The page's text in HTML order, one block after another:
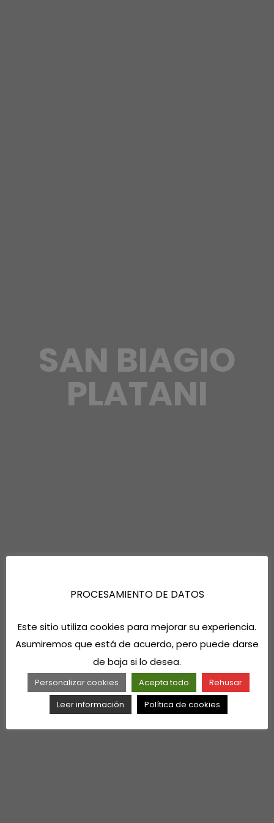
SAN BIAGIO
PLATANI
PROCESAMIENTO DE DATOS
Este sitio utiliza cookies para mejorar su experiencia.
Asumiremos que está de acuerdo, pero puede darse
de baja si lo desea.
Personalizar cookies Acepta todo
Rehusar
Leer información
Política de cookies